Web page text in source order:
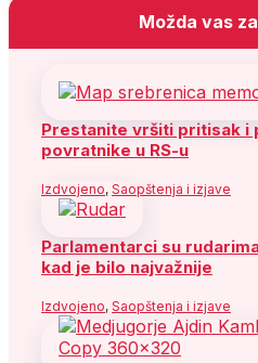
Možda vas
Prestanite vršiti pritisak i
povratnike u RS-u
Izdvojeno, Saopštenja i izjave
Parlamentarci su
kad je bilo najvažnije
Izdvojeno, Saopštenja i izjave